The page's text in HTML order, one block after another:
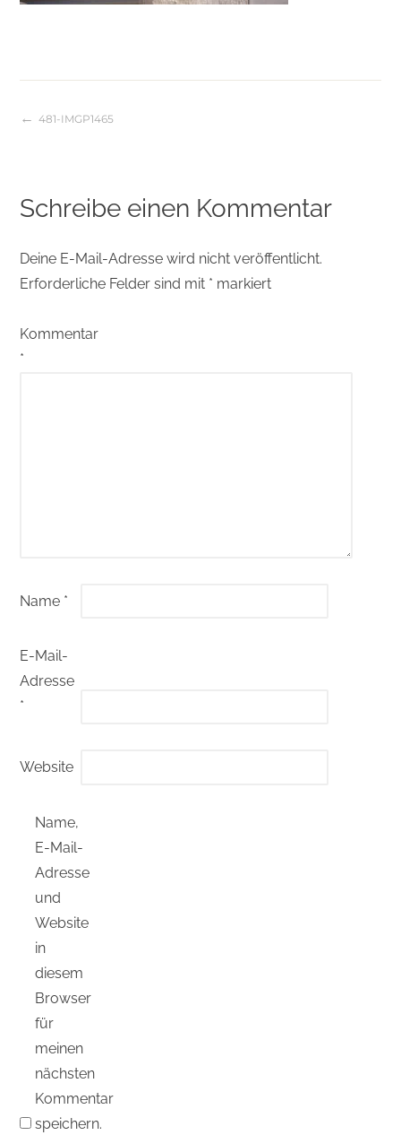
Beitragsnavigation
481-IMGP1465
Schreibe einen Kommentar
Deine E-Mail-Adresse wird nicht veröffentlicht.
Erforderliche Felder sind mit * markiert
Kommentar
*
Name *
E-Mail-
Adresse
*
Website
Name,
E-Mail-
Adresse
und
Website
in
diesem
Browser
für
meinen
nächsten
Kommentar
speichern.